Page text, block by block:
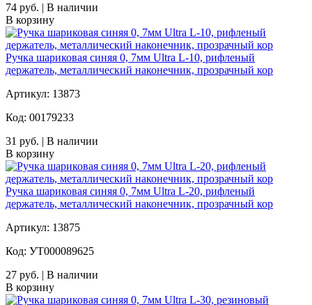
74 руб. | В наличии
В корзину
Ручка шариковая синяя 0, 7мм Ultra L-10, рифленый
держатель, металлический наконечник, прозрачный кор
Артикул: 13873
Код: 00179233
31 руб. | В наличии
В корзину
Ручка шариковая синяя 0, 7мм Ultra L-20, рифленый
держатель, металлический наконечник, прозрачный кор
Артикул: 13875
Код: УТ000089625
27 руб. | В наличии
В корзину